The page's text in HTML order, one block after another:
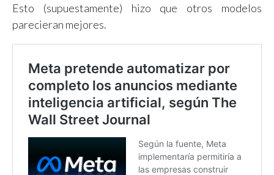
Esto (supuestamente) hizo que otros modelos
parecieran mejores.